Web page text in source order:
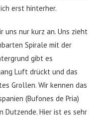
erst hinterher.
uns nur kurz an. Uns zieht
Spirale mit der
gibt es
Luft drückt und das
Grollen. Wir kennen das
(Bufones de Pria)
Dutzende. Hier ist es sehr